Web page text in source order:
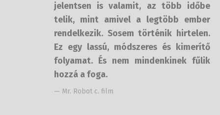
jelentsen is valamit, az több időbe
telik, mint amivel a legtöbb ember
rendelkezik. Sosem történik hirtelen.
Ez egy lassú, módszeres és kimerítő
folyamat. És nem mindenkinek fűlik
hozzá a foga.
— Mr. Robot c. film